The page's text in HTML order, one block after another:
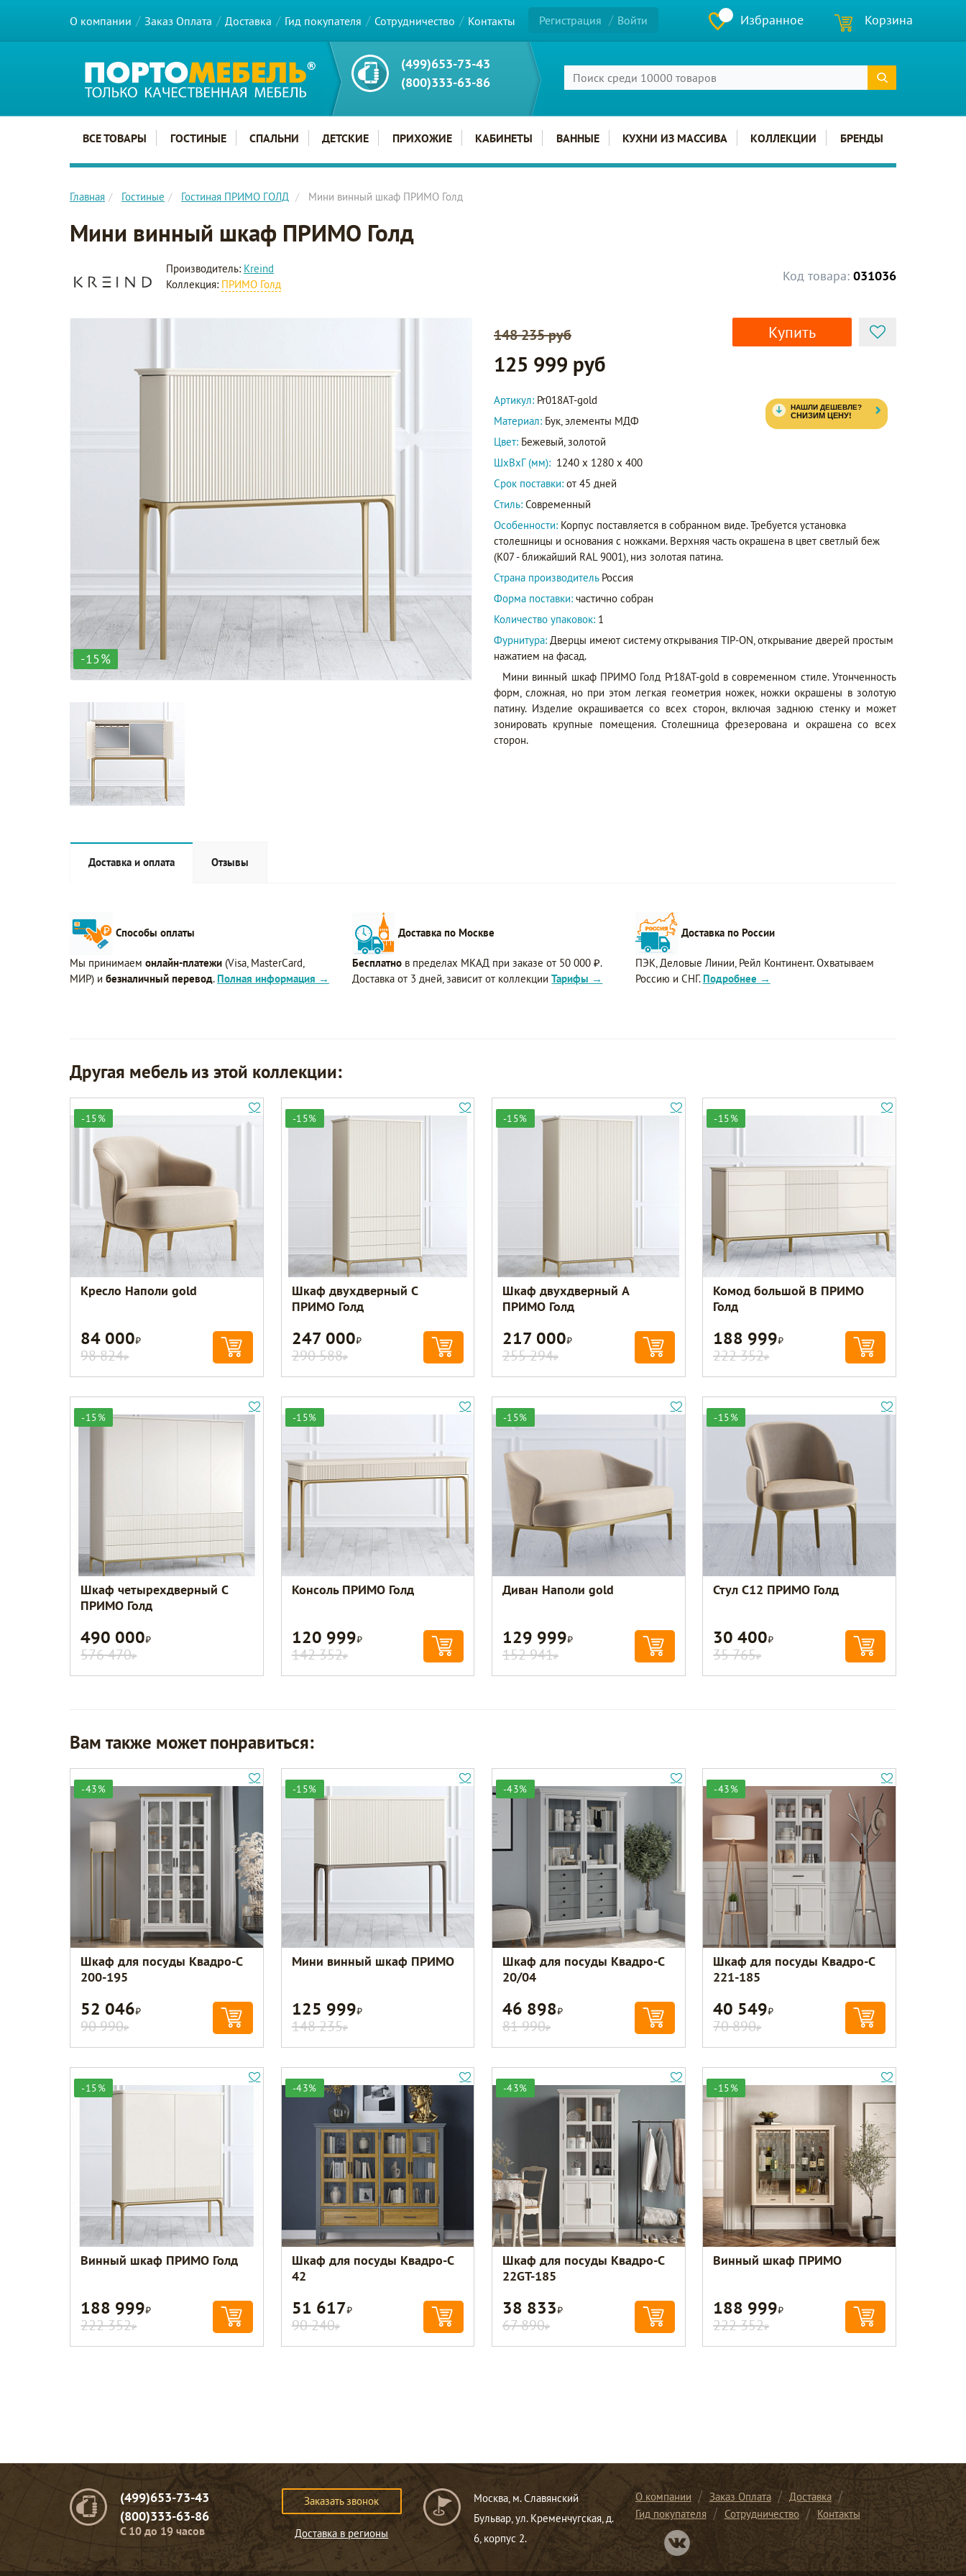
О компании Заказ Оплата Доставка Гид покупателя Сотрудничество Контакты Регистрация Войти Избранное Корзина
(499)653-73-43
(800)333-63-86
Главное меню сайта
ВСЕ ТОВАРЫ ГОСТИНЫЕ СПАЛЬНИ ДЕТСКИЕ ПРИХОЖИЕ КАБИНЕТЫ ВАННЫЕ КУХНИ ИЗ МАССИВА КОЛЛЕКЦИИ БРЕНДЫ
Главная Гостиные Гостиная ПРИМО ГОЛД Мини винный шкаф ПРИМО Голд
Мини винный шкаф ПРИМО Голд
Код товара: 031036
Производитель: Kreind
Коллекция: ПРИМО Голд
-15%
148 235 руб
125 999 руб
Купить
Артикул: Pr018AT-gold
Материал: Бук, элементы МДФ
Цвет: Бежевый, золотой
ШxВxГ (мм): 1240 x 1280 x 400
Срок поставки: от 45 дней
Стиль: Современный
Особенности: Корпус поставляется в собранном виде. Требуется установка
столешницы и основания с ножками. Верхняя часть окрашена в цвет светлый беж
(K07 - ближайший RAL 9001), низ золотая патина.
Страна производитель Россия
Форма поставки: частично собран
Количество упаковок: 1
Фурнитура: Дверцы имеют систему открывания TIP-ON, открывание дверей простым
нажатием на фасад.
Мини винный шкаф ПРИМО Голд Pr18AT-gold в современном стиле. Утонченность
форм, сложная, но при этом легкая геометрия ножек, ножки окрашены в золотую
патину. Изделие окрашивается со всех сторон, включая заднюю стенку и может
зонировать крупные помещения. Столешница фрезерована и окрашена со всех
сторон.
Доставка и оплата Отзывы
Способы оплаты
Мы принимаем онлайн-платежи (Visa, MasterCard,
МИР) и безналичный перевод. Полная информация →
Доставка по Москве
Бесплатно в пределах МКАД при заказе от 50 000 ₽.
Доставка от 3 дней, зависит от коллекцииТарифы →
Доставка по России
ПЭК, Деловые Линии, Рейл Континент. Охватываем
Россию и СНГ. Подробнее →
Другая мебель из этой коллекции:
-15%
Кресло Наполи gold
84 000Р
98 824Р
-15%
Шкаф двухдверный С
ПРИМО Голд
247 000Р
290 588Р
-15%
Шкаф двухдверный A
ПРИМО Голд
217 000Р
255 294Р
-15%
Комод большой B ПРИМО
Голд
188 999Р
222 352Р
-15%
Шкаф четырехдверный C
ПРИМО Голд
490 000Р
576 470Р
-15%
Консоль ПРИМО Голд
120 999Р
142 352Р
-15%
Диван Наполи gold
129 999Р
152 941Р
-15%
Стул C12 ПРИМО Голд
30 400Р
35 765Р
Вам также может понравиться:
-43%
Шкаф для посуды Квадро-С
200-195
52 046Р
90 990Р
-15%
Мини винный шкаф ПРИМО
125 999Р
148 235Р
-43%
Шкаф для посуды Квадро-С
20/04
46 898Р
81 990Р
-43%
Шкаф для посуды Квадро-С
221-185
40 549Р
70 890Р
-15%
Винный шкаф ПРИМО Голд
188 999Р
222 352Р
-43%
Шкаф для посуды Квадро-С
42
51 617Р
90 240Р
-43%
Шкаф для посуды Квадро-С
22GT-185
38 833Р
67 890Р
-15%
Винный шкаф ПРИМО
188 999Р
222 352Р
(499)653-73-43
(800)333-63-86
C 10 до 19 часов
Заказать звонок
Доставка в регионы
Москва, м. Славянский
Бульвар, ул. Кременчугская, д.
6, корпус 2.
О компании Заказ Оплата
Доставка
Гид покупателя
Сотрудничество
Контакты
Перейти в нашу группу Вконтакте